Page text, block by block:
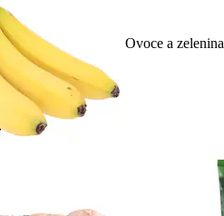
Ovoce a zelenina